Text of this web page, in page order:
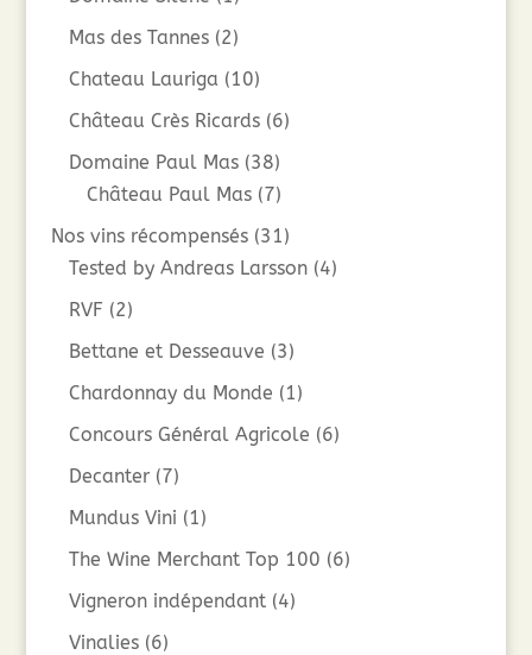
Mas des Tannes (2)
Chateau Lauriga (10)
Château Crès Ricards (6)
Domaine Paul Mas (38)
Château Paul Mas (7)
Nos vins récompensés (31)
Tested by Andreas Larsson (4)
RVF (2)
Bettane et Desseauve (3)
Chardonnay du Monde (1)
Concours Général Agricole (6)
Decanter (7)
Mundus Vini (1)
The Wine Merchant Top 100 (6)
Vigneron indépendant (4)
Vinalies (6)